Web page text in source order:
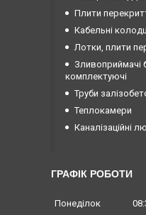
Плити
Кабельні
Лотки, плити
Зливоприймачі
комплектуючі
Труби
Теплокамери
Каналізаційні
ГРАФІК РОБОТИ
Понеділок